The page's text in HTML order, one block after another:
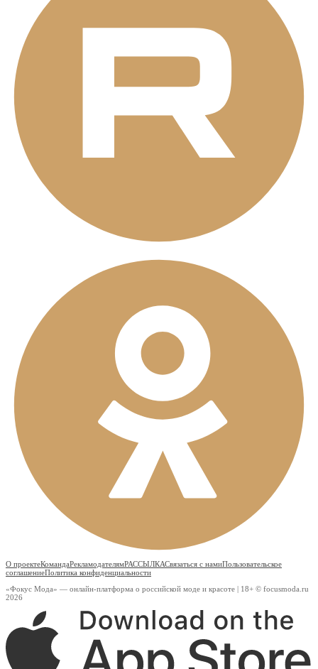
О проектеКомандаРекламодателямРАССЫЛКАСвязаться с намиПользовательское
соглашениеПолитика конфиденциальности
«Фокус Мода» — онлайн-платформа о российской моде и красоте | 18+ © focusmoda.ru
2026